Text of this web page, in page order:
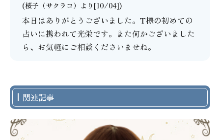
(桜子（サクラコ） より[10/04])
本日はありがとうございました。T様の初めての
占いに携われて光栄です。また何かございました
ら、お気軽にご相談くださいませね。
関連記事